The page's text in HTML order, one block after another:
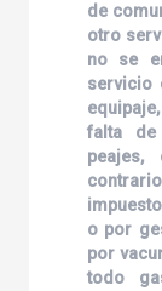
de
otro
no se
servicio
falta de
peajes,
o por
por
todo